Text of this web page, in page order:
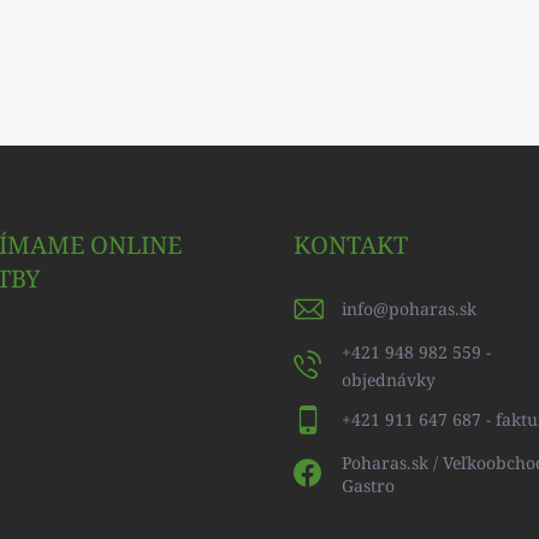
ONLINE
KONTAKT
info@poharas.sk
+421 948 982 559 -
objednávky
+421 911 647 687 -
Poharas.sk /
Gastro